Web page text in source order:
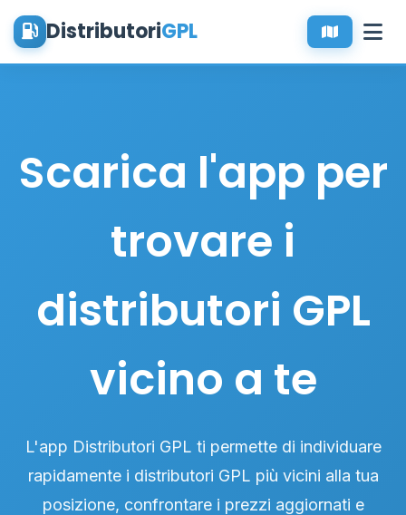
DistributoriGPL
Scarica l'app per
trovare i
distributori GPL
vicino a te
L'app Distributori GPL ti permette di individuare
rapidamente i distributori GPL più vicini alla tua
posizione, confrontare i prezzi aggiornati e